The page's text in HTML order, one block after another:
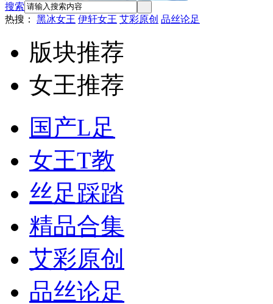
搜索
热搜：
黑冰女王 伊轩女王 艾彩原创 品丝论足
版块推荐
女王推荐
国产L足
女王T教
丝足踩踏
精品合集
艾彩原创
品丝论足